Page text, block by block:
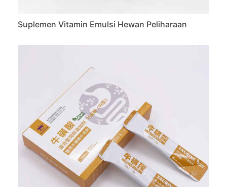
Suplemen Vitamin Emulsi Hewan Peliharaan